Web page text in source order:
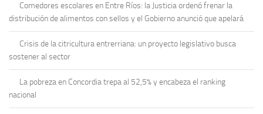
Comedores escolares en Entre Ríos: la Justicia ordenó frenar la
distribución de alimentos con sellos y el Gobierno anunció que apelará
Crisis de la citricultura entrerriana: un proyecto legislativo busca
sostener al sector
La pobreza en Concordia trepa al 52,5% y encabeza el ranking
nacional